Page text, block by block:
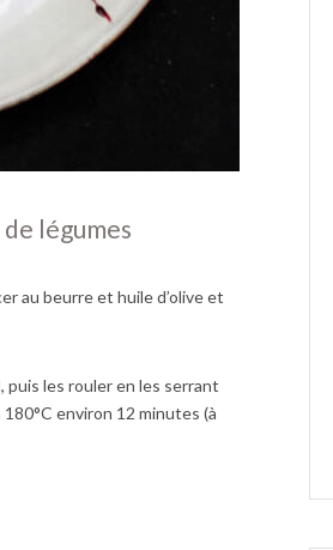
légumes
au beurre et huile d’olive et
puis les rouler en les serrant
environ 12 minutes (à